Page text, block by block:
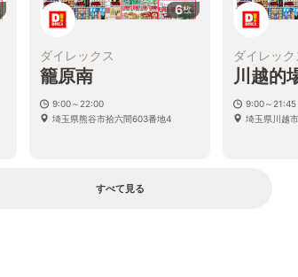
6枚
ダイレックス
籠原南
9:00～22:00
埼玉県熊谷市拾六間603番地4
ダイレック
川越的
9:00～21:45
埼玉県川越
すべて見る